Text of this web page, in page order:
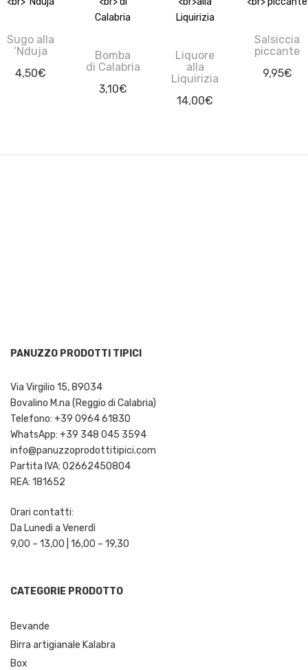
Sugo alla
‘Nduja
4,50€
Bomba
di Calabria
3,10€
Liquore
alla
Liquirizia
14,00€
Salsiccia
piccante
9,95€
PANUZZO PRODOTTI TIPICI
Via Virgilio 15, 89034
Bovalino M.na (Reggio di Calabria)
Telefono: +39 0964 61830
WhatsApp: +39 348 045 3594
info@panuzzoprodottitipici.com
Partita IVA: 02662450804
REA: 181652
Orari contatti:
Da Lunedì a Venerdì
9,00 – 13,00 | 16,00 – 19,30
CATEGORIE PRODOTTO
Bevande
Birra artigianale Kalabra
Box